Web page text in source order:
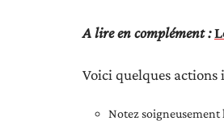
A lire en complément :
Voici quelques
Notez